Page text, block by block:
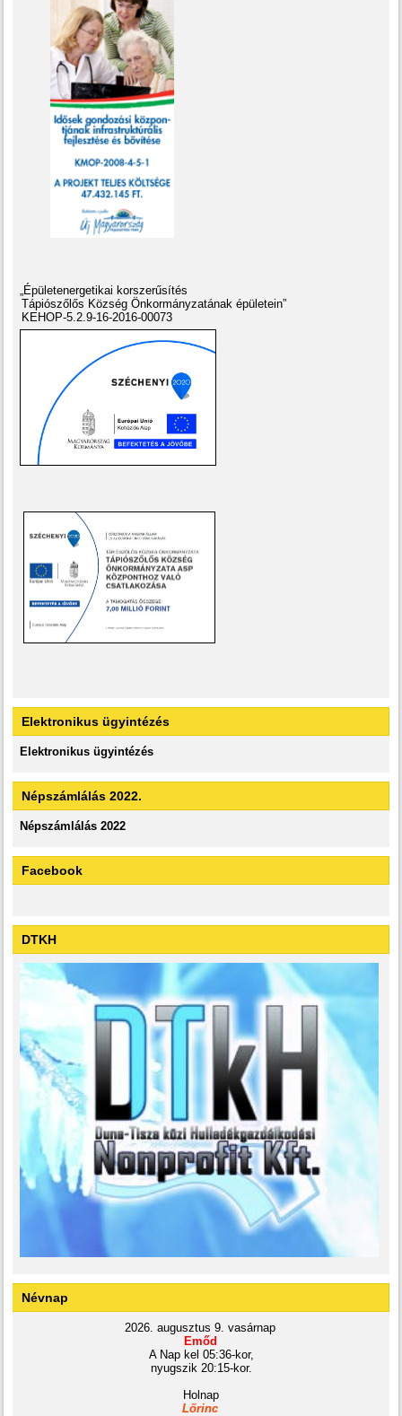
„Épületenergetikai korszerűsítés
Tápiószőlős Község Önkormányzatának épületein”
KEHOP-5.2.9-16-2016-00073
Elektronikus ügyintézés
Elektronikus ügyintézés
Népszámlálás 2022.
Népszámlálás 2022
Facebook
DTKH
Névnap
2026. augusztus 9. vasárnap
Emőd
A Nap kel 05:36-kor,
nyugszik 20:15-kor.
Holnap
Lőrinc